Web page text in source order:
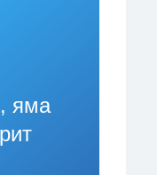
яма